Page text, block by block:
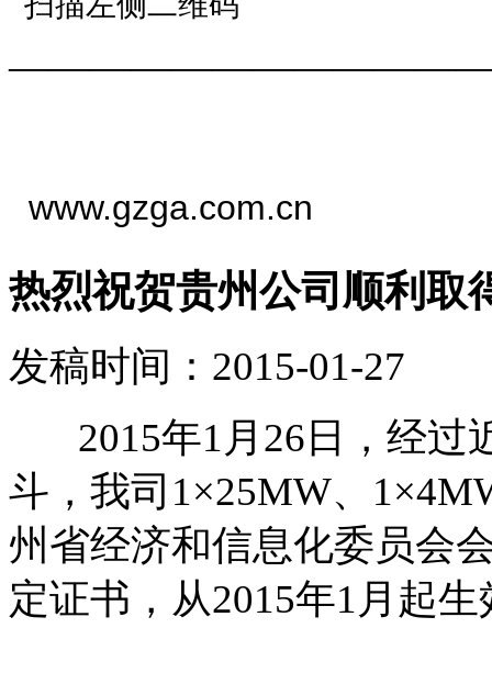
———————————
www.gzga.com.cn
热烈祝贺贵州公司顺利取
发稿时间：2015-01-27
2015年1月26日，经过
斗，我司1×25MW、
州省经济和信息化委员会
定证书，从2015年1月起